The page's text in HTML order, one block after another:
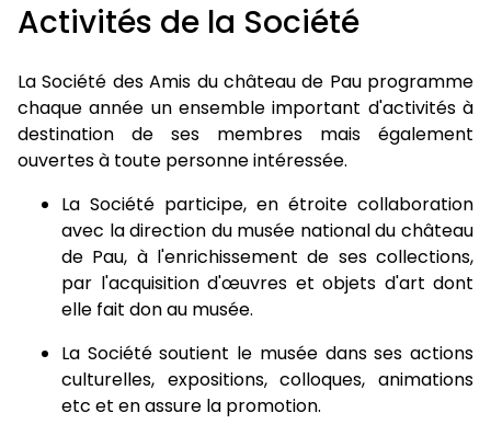
Activités de la Société
La Société des Amis du château de Pau programme
chaque année un ensemble important d'activités à
destination de ses membres mais également
ouvertes à toute personne intéressée.
La Société participe, en étroite collaboration
avec la direction du musée national du château
de Pau, à l'enrichissement de ses collections,
par l'acquisition d'œuvres et objets d'art dont
elle fait don au musée.
La Société soutient le musée dans ses actions
culturelles, expositions, colloques, animations
etc et en assure la promotion.